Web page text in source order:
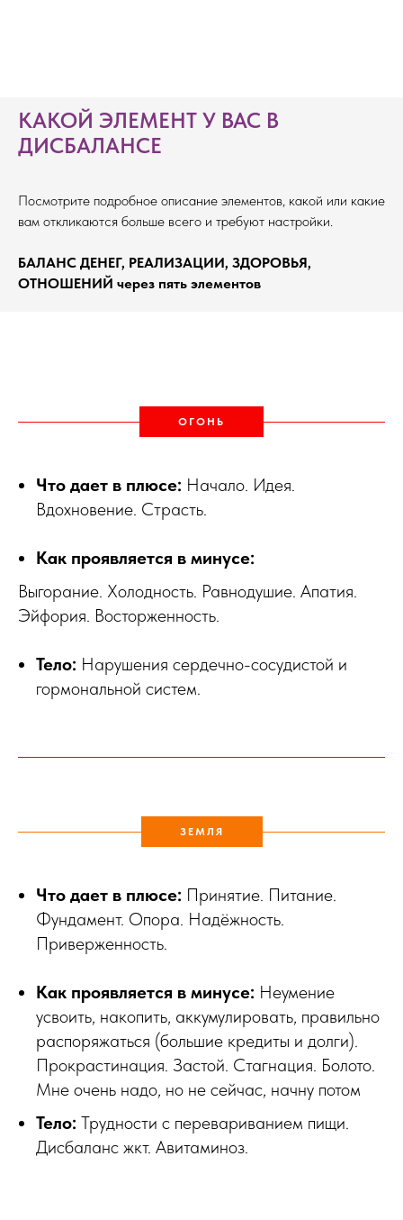
КАКОЙ ЭЛЕМЕНТ У ВАС В
ДИСБАЛАНСЕ
Посмотрите подробное описание элементов, какой или какие
вам откликаются больше всего и требуют настройки.
БАЛАНС ДЕНЕГ, РЕАЛИЗАЦИИ, ЗДОРОВЬЯ,
ОТНОШЕНИЙ через пять элементов
ОГОНЬ
Что дает в плюсе: Начало. Идея.
Вдохновение. Страсть.
Как проявляется в минусе:
Выгорание. Холодность. Равнодушие. Апатия.
Эйфория. Восторженность.
Тело: Нарушения сердечно-сосудистой и
гормональной систем.
ЗЕМЛЯ
Что дает в плюсе: Принятие. Питание.
Фундамент. Опора. Надёжность.
Приверженность.
Как проявляется в минусе: Неумение
усвоить, накопить, аккумулировать, правильно
распоряжаться (большие кредиты и долги).
Прокрастинация. Застой. Стагнация. Болото.
Мне очень надо, но не сейчас, начну потом
Тело: Трудности с перевариванием пищи.
Дисбаланс жкт. Авитаминоз.